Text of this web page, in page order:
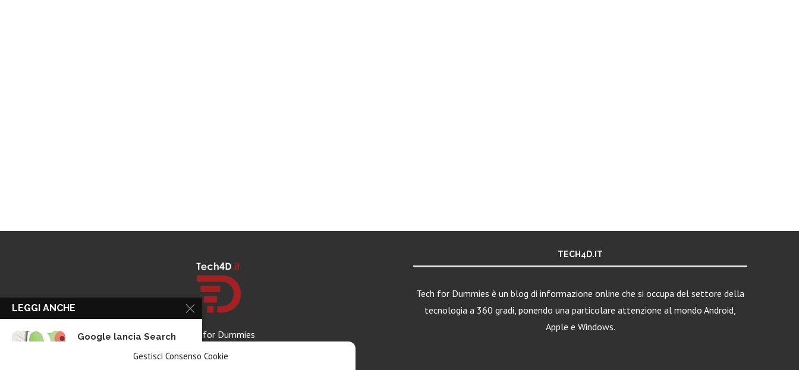
Gestisci Consenso Cookie
Tech for Dummies
TECH4D.IT
Tech for Dummies è un blog di informazione online che si occupa del settore della
tecnologia a 360 gradi, ponendo una particolare attenzione al mondo Android,
Apple e Windows.
LEGGI ANCHE
Google lancia Search